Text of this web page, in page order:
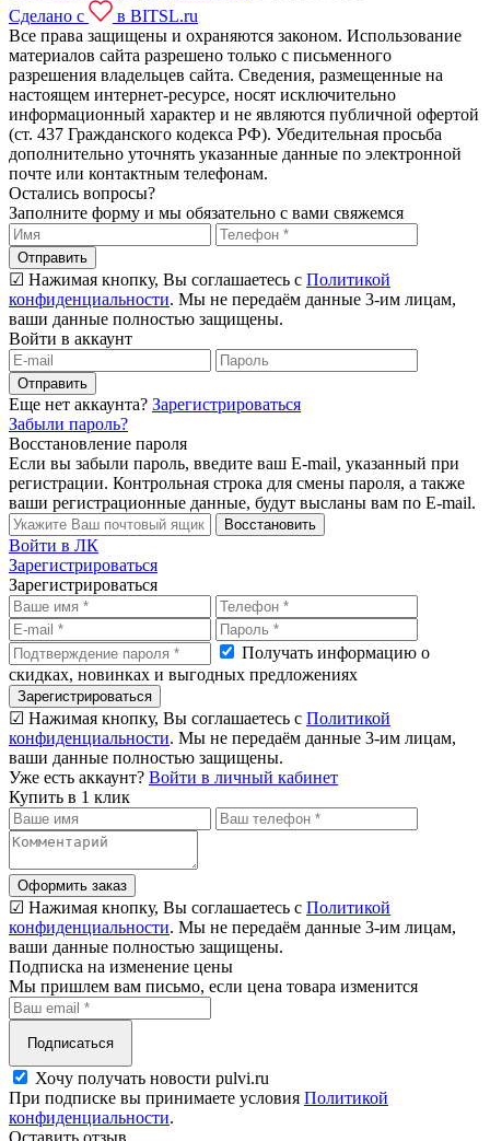
Сделано с
в BITSL.ru
Все права защищены и охраняются законом. Использование
материалов сайта разрешено только с письменного
разрешения владельцев сайта. Сведения, размещенные на
настоящем интернет-ресурсе, носят исключительно
информационный характер и не являются публичной офертой
(ст. 437 Гражданского кодекса РФ). Убедительная просьба
дополнительно уточнять указанные данные по электронной
почте или контактным телефонам.
Остались вопросы?
Заполните форму и мы обязательно с вами свяжемся
Отправить
☑ Нажимая кнопку, Вы соглашаетесь с Политикой
конфиденциальности. Мы не передаём данные 3-им лицам,
ваши данные полностью защищены.
Войти в аккаунт
Отправить
Еще нет аккаунта? Зарегистрироваться
Забыли пароль?
Восстановление пароля
Если вы забыли пароль, введите ваш E-mail, указанный при
регистрации. Контрольная строка для смены пароля, а также
ваши регистрационные данные, будут высланы вам по E-mail.
Восстановить
Войти в ЛК
Зарегистрироваться
Зарегистрироваться
Получать информацию о
скидках, новинках и выгодных предложениях
Зарегистрироваться
☑ Нажимая кнопку, Вы соглашаетесь с Политикой
конфиденциальности. Мы не передаём данные 3-им лицам,
ваши данные полностью защищены.
Уже есть аккаунт? Войти в личный кабинет
Купить в 1 клик
Оформить заказ
☑ Нажимая кнопку, Вы соглашаетесь с Политикой
конфиденциальности. Мы не передаём данные 3-им лицам,
ваши данные полностью защищены.
Подписка на изменение цены
Мы пришлем вам письмо, если цена товара изменится
Подписаться
Хочу получать новости pulvi.ru
При подписке вы принимаете условия Политикой
конфиденциальности.
Оставить отзыв